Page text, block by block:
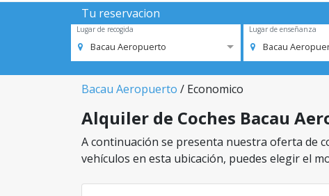
Tu reservacion
Lugar de recogida
Bacau Aeropuerto
Lugar de enseñanza
Bacau
Bacau Aeropuerto / Economico
Alquiler de Coches Bacau
A continuación se presenta nuestra oferta de
vehículos en esta ubicación, puedes elegir el